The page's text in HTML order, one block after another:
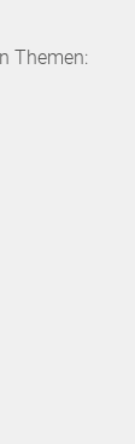
Themen: